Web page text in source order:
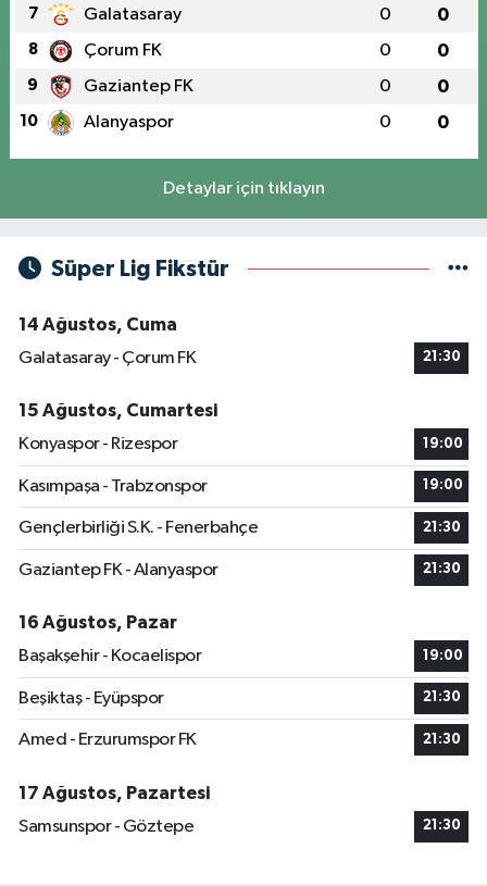
7 Galatasaray 0 0
8 Çorum FK 0 0
9 Gaziantep FK 0 0
10 Alanyaspor 0 0
Detaylar için tıklayın
Süper Lig Fikstür
14 Ağustos, Cuma
Galatasaray - Çorum FK
21:30
15 Ağustos, Cumartesi
Konyaspor - Rizespor
19:00
Kasımpaşa - Trabzonspor 19:00
Gençlerbirliği S.K. - Fenerbahçe 21:30
Gaziantep FK - Alanyaspor 21:30
16 Ağustos, Pazar
Başakşehir - Kocaelispor
19:00
Beşiktaş - Eyüpspor 21:30
Amed - Erzurumspor FK 21:30
17 Ağustos, Pazartesi
Samsunspor - Göztepe
21:30